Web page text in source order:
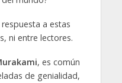
a estas
ni entre lectores.
, es común
de genialidad,